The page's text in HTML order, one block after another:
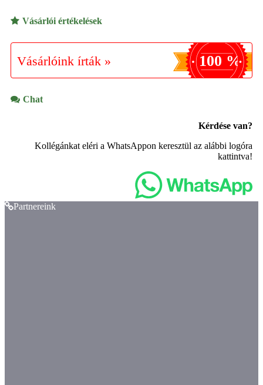
Vásárlói értékelések
Vásárlóink írták » 100 %
Chat
Kérdése van?
Kollégánkat eléri a WhatsAppon keresztül az alábbi logóra
kattintva!
Partnereink